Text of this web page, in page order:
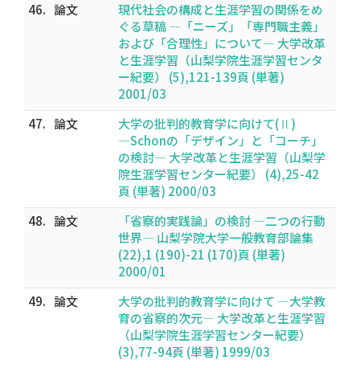
46. 論文
現代社会の構成と生涯学習の関係をめ
ぐる草稿 ―「ニーズ」「専門職主義」
および「合理性」について― 大学改革
と生涯学習（山梨学院生涯学習センタ
ー紀要） (5),121-139頁 (単著)
2001/03
47. 論文
大学の批判的教育学に向けて(Ⅱ)
―Schonの「デザイン」と「コーチ」
の検討― 大学改革と生涯学習（山梨学
院生涯学習センター紀要） (4),25-42
頁 (単著) 2000/03
48. 論文
「省察的実践論」の検討 ―二つの行動
世界― 山梨学院大学一般教育部論集
(22),1 (190)-21 (170)頁 (単著)
2000/01
49. 論文
大学の批判的教育学に向けて ―大学教
育の省察的次元― 大学改革と生涯学習
（山梨学院生涯学習センター紀要）
(3),77-94頁 (単著) 1999/03